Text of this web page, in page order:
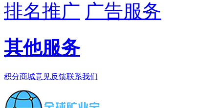
排名推广 广告服务
其他服务
积分商城意见反馈联系我们